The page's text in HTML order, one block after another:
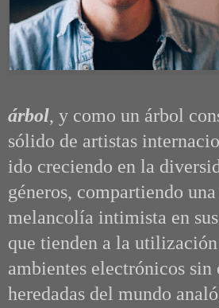
árbol, y como un árbol
sólido de artistas
ido creciendo en la
géneros, compartiendo
melancolía intimista en
que tienden a la
ambientes electrónicos
heredadas del mundo